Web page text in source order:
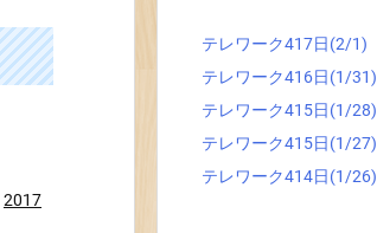
2017
テレワーク417日(2/1)
テレワーク416日(1/31)
テレワーク415日(1/28)
テレワーク415日(1/27)
テレワーク414日(1/26)